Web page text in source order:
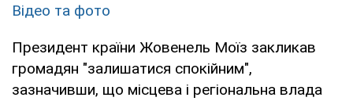
Відео та фото
Президент країни Жовенель Моїз закликав
громадян "залишатися спокійним",
зазначивши, що місцева і регіональна влада